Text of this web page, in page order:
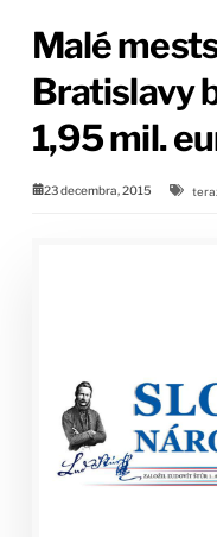
Malé
Bratislavy
1,95 mil.
23 decembra, 2015